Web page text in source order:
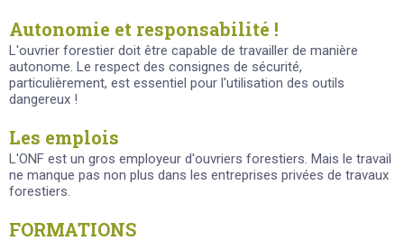
Autonomie et responsabilité !
L'ouvrier forestier doit être capable de travailler de manière
autonome. Le respect des consignes de sécurité,
particulièrement, est essentiel pour l'utilisation des outils
dangereux !
Les emplois
L'ONF est un gros employeur d'ouvriers forestiers. Mais le travail
ne manque pas non plus dans les entreprises privées de travaux
forestiers.
FORMATIONS